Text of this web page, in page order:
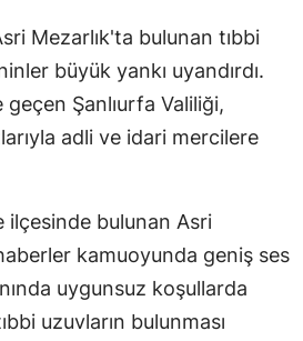
Mezarlık'ta bulunan tıbbi
büyük yankı uyandırdı.
Şanlıurfa Valiliği,
adli ve idari mercilere
ilçesinde bulunan Asri
kamuoyunda geniş ses
uygunsuz koşullarda
uzuvların bulunması